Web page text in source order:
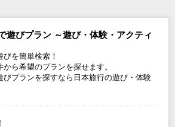
遊びプラン ～遊び・体験・アクティ
を簡単検索！
ら希望のプランを探せます。
びプランを探すなら日本旅行の遊び・体験